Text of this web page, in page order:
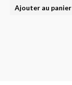
Ajouter au panier